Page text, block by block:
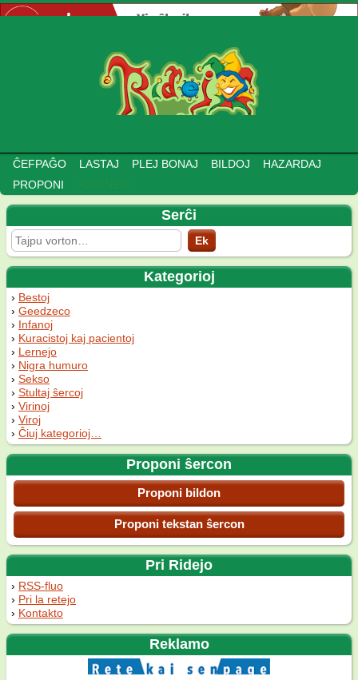
ĈEFPAĜO LASTAJ PLEJ BONAJ BILDOJ
HAZARDAJ
PROPONI
Serĉi
Kategorioj
Bestoj
Geedzeco
Infanoj
Kuracistoj kaj pacientoj
Lernejo
Nigra humuro
Sekso
Stultaj ŝercoj
Virinoj
Viroj
Ĉiuj kategorioj…
Proponi ŝercon
Proponi bildon
Proponi tekstan ŝercon
Pri Ridejo
RSS-fluo
Pri la retejo
Kontakto
Reklamo